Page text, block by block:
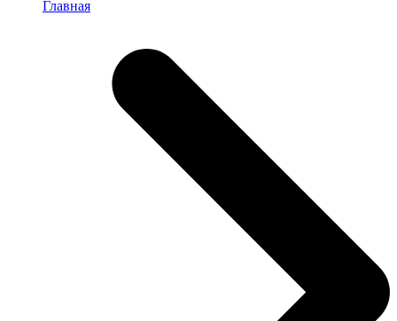
Главная